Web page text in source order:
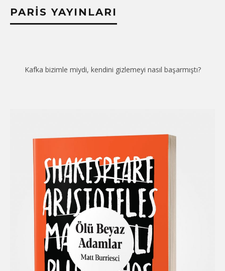
PARIS YAYINLARI
Kafka bizimle miydi, kendini gizlemeyi nasıl başarmıştı?